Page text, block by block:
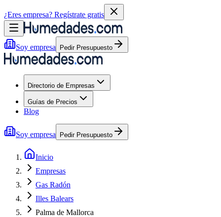
¿Eres empresa? Regístrate gratis
Soy empresa Pedir Presupuesto
Directorio de Empresas
Guías de Precios
Blog
Soy empresa Pedir Presupuesto
Inicio
Empresas
Gas Radón
Illes Balears
Palma de Mallorca